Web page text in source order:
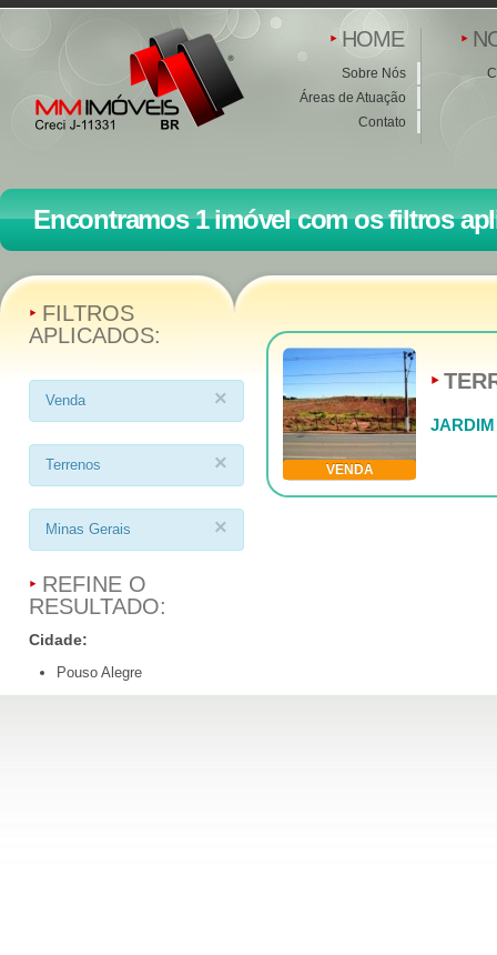
HOME
Sobre Nós
Áreas de Atuação
Contato
Encontramos 1 imóvel com os filtros
FILTROS
APLICADOS:
Venda ×
Terrenos ×
Minas Gerais ×
REFINE O
RESULTADO:
Cidade:
Pouso Alegre
VENDA
JARDIM